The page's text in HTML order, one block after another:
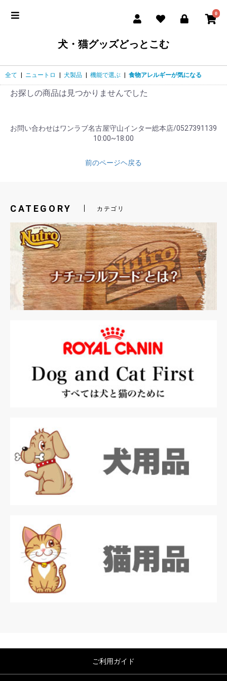
0
犬・猫グッズどっとこむ
全て ニュートロ 犬製品 機能で選ぶ 食物アレルギーが気になる
お探しの商品は見つかりませんでした
お問い合わせはワンラブ名古屋守山インター総本店/0527391139
10:00~18:00
前のページヘ戻る
CATEGORY カテゴリ
ご利用ガイド